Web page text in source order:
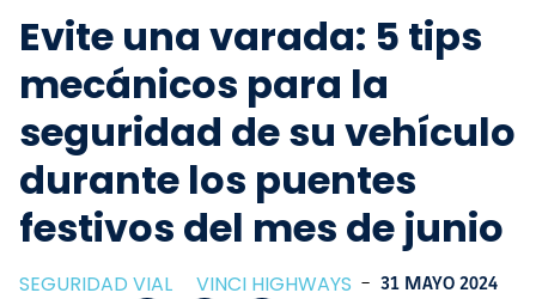
Evite una varada: 5 tips
mecánicos para la
seguridad de su vehículo
durante los puentes
festivos del mes de junio
SEGURIDAD VIAL VINCI HIGHWAYS - 31 MAYO 2024